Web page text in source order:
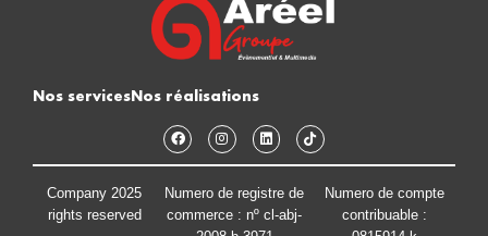
Nos services Nos réalisations
Company 2025
rights reserved
Numero de registre de
commerce : nº cl-abj-
Numero de compte
contribuable :